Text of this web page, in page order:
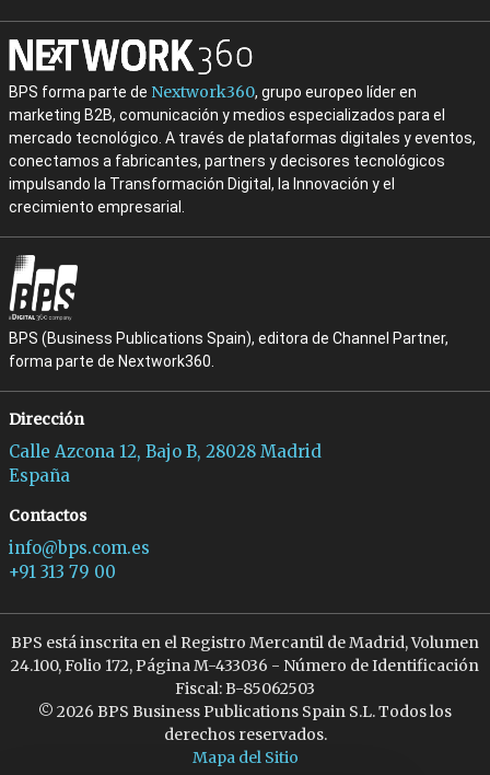
BPS forma parte de Nextwork360, grupo europeo líder en
marketing B2B, comunicación y medios especializados para el
mercado tecnológico. A través de plataformas digitales y eventos,
conectamos a fabricantes, partners y decisores tecnológicos
impulsando la Transformación Digital, la Innovación y el
crecimiento empresarial.
BPS (Business Publications Spain), editora de Channel Partner,
forma parte de Nextwork360.
Dirección
Calle Azcona 12, Bajo B, 28028 Madrid
España
Contactos
info@bps.com.es
+91 313 79 00
BPS está inscrita en el Registro Mercantil de Madrid, Volumen
24.100, Folio 172, Página M-433036 - Número de Identificación
Fiscal: B-85062503
© 2026 BPS Business Publications Spain S.L. Todos los
derechos reservados.
Mapa del Sitio